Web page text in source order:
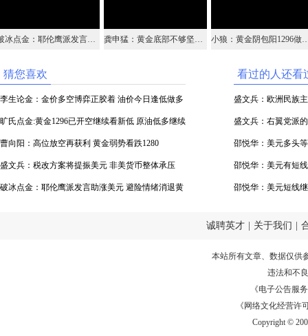
破冰点金：耶伦鹰派发言助涨美元 避险情绪消退黄金下跌成常态 龚申猛：黄金底部不够坚实 还需回撤确认 小狼：黄金阴包阳
猜您喜欢
李生论金：金价多空博弈正胶着 油价今日逢低做多
看上升
旷氏点金:黄金1296已开空继续看新低 原油低多继续
曹向阳：高位放空再获利 黄金弱势看跌1280
盛文兵：税改方案将提振美元 非美货币整体承压
破冰点金：耶伦鹰派发言助涨美元 避险情绪消退黄
看过的人还看
盛文兵：欧洲民族
盛文兵：右翼党派
美元
邵悦华：美元多头
邵悦华：美元有短
会
邵悦华：美元短线
诚聘英才 关于我们
本站所有文章、数据仅供
违法和不
《电子公告服务
《网络文化经营许
Copyright ©